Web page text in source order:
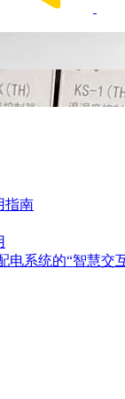
指南
电系统的“智慧交